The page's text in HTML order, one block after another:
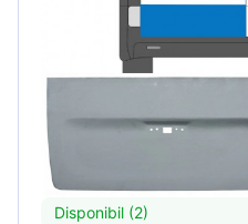
Disponibil (2)